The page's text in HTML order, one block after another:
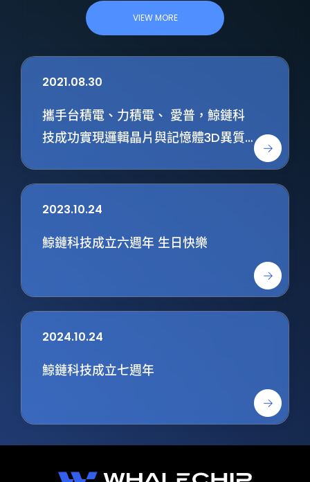
VIEW MORE
2021.08.30
攜手台積電、力積電、 愛普，鯨鏈科
技成功實現邏輯晶片與記憶體3D異質
2023.10.24
鯨鏈科技成立六週年 生日快樂
2024.10.24
鯨鏈科技成立七週年